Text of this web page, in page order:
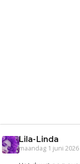
Lila-Linda
maandag 1 juni